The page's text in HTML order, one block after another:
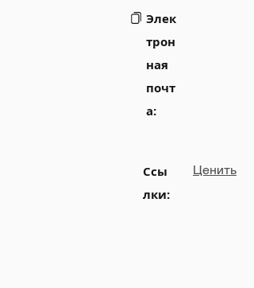
Элек
трон
ная
почт
а:
Ссы
лки:
Ценить